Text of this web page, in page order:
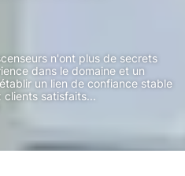
n'ont plus de secrets
dans le domaine et un
un lien de confiance stable
clients satisfaits...